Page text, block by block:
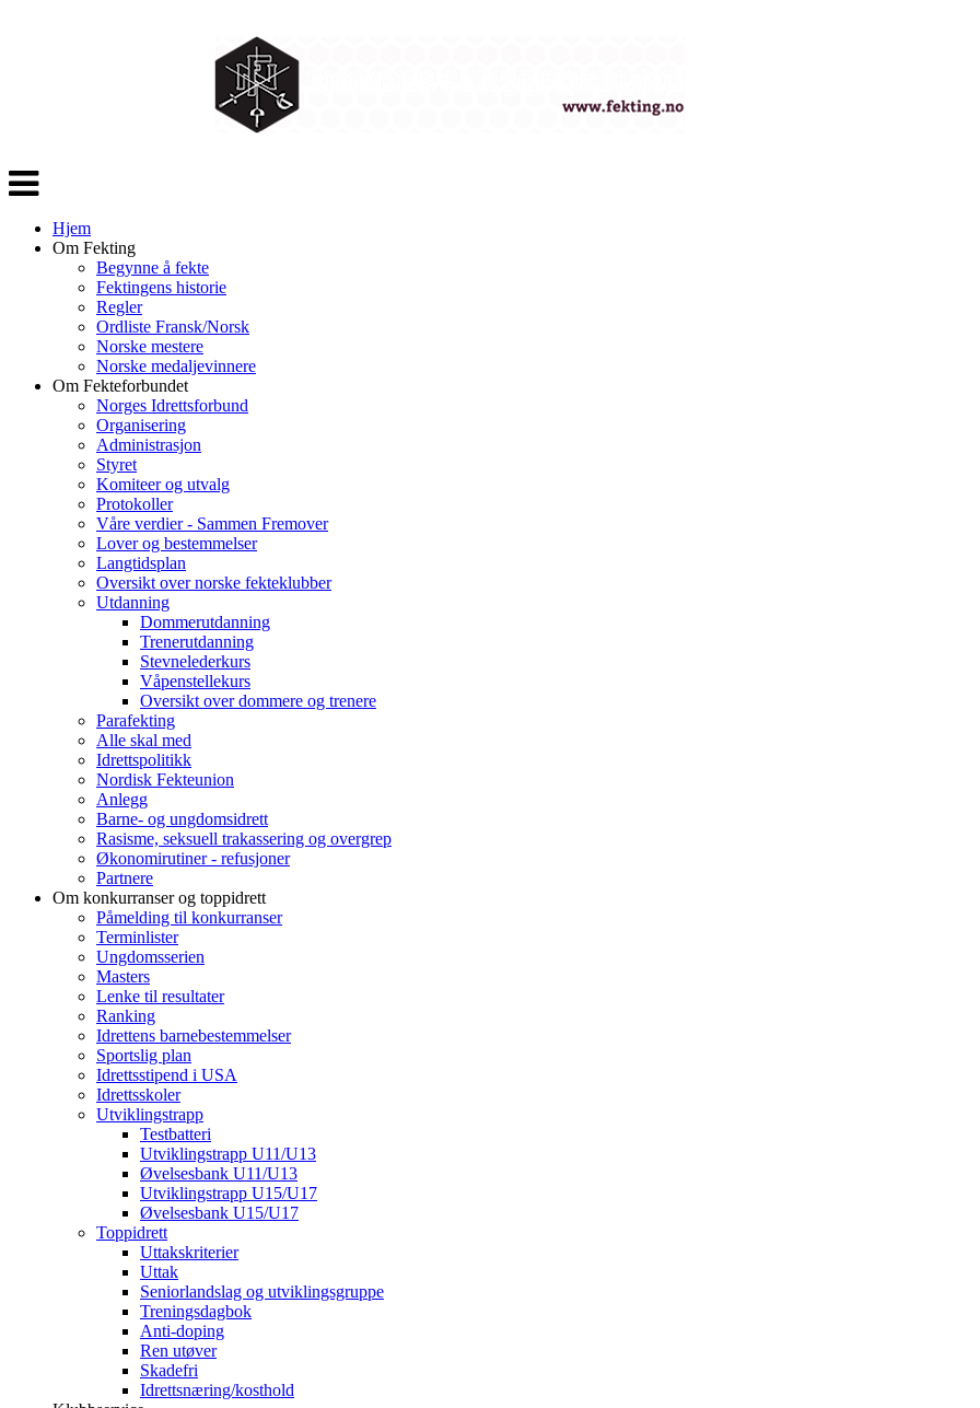
Veksle
navigasjon
Hjem
Om Fekting
Begynne å fekte
Fektingens historie
Regler
Ordliste Fransk/Norsk
Norske mestere
Norske medaljevinnere
Om Fekteforbundet
Norges Idrettsforbund
Organisering
Administrasjon
Styret
Komiteer og utvalg
Protokoller
Våre verdier - Sammen Fremover
Lover og bestemmelser
Langtidsplan
Oversikt over norske fekteklubber
Utdanning
Dommerutdanning
Trenerutdanning
Stevnelederkurs
Våpenstellekurs
Oversikt over dommere og trenere
Parafekting
Alle skal med
Idrettspolitikk
Nordisk Fekteunion
Anlegg
Barne- og ungdomsidrett
Rasisme, seksuell trakassering og overgrep
Økonomirutiner - refusjoner
Partnere
Om konkurranser og toppidrett
Påmelding til konkurranser
Terminlister
Ungdomsserien
Masters
Lenke til resultater
Ranking
Idrettens barnebestemmelser
Sportslig plan
Idrettsstipend i USA
Idrettsskoler
Utviklingstrapp
Testbatteri
Utviklingstrapp U11/U13
Øvelsesbank U11/U13
Utviklingstrapp U15/U17
Øvelsesbank U15/U17
Toppidrett
Uttakskriterier
Uttak
Seniorlandslag og utviklingsgruppe
Treningsdagbok
Anti-doping
Ren utøver
Skadefri
Idrettsnæring/kosthold